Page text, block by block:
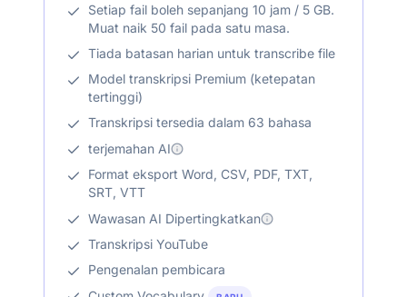
Setiap fail boleh sepanjang 10 jam / 5 GB.
Muat naik 50 fail pada satu masa.
Tiada batasan harian untuk transcribe file
Model transkripsi Premium (ketepatan
tertinggi)
Transkripsi tersedia dalam 63 bahasa
terjemahan AI
Format eksport Word, CSV, PDF, TXT,
SRT, VTT
Wawasan AI Dipertingkatkan
Transkripsi YouTube
Pengenalan pembicara